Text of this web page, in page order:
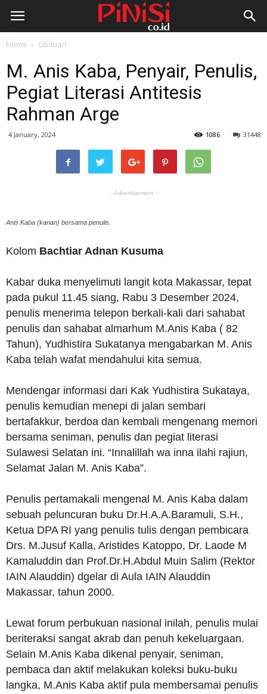
Home Obituari
M. Anis Kaba, Penyair, Penulis,
Pegiat Literasi Antitesis
Rahman Arge
4 January, 2024 31448
1086
- Advertisement -
Anis Kaba (kanan) bersama penulis.
Kolom Bachtiar Adnan Kusuma
Kabar duka menyelimuti langit kota Makassar, tepat
pada pukul 11.45 siang, Rabu 3 Desember 2024,
penulis menerima telepon berkali-kali dari sahabat
penulis dan sahabat almarhum M.Anis Kaba ( 82
Tahun), Yudhistira Sukatanya mengabarkan M. Anis
Kaba telah wafat mendahului kita semua.
Mendengar informasi dari Kak Yudhistira Sukataya,
penulis kemudian menepi di jalan sembari
bertafakkur, berdoa dan kembali mengenang memori
bersama seniman, penulis dan pegiat literasi
Sulawesi Selatan ini. “Innalillah wa inna ilahi rajiun,
Selamat Jalan M. Anis Kaba”.
Penulis pertamakali mengenal M. Anis Kaba dalam
sebuah peluncuran buku Dr.H.A.A.Baramuli, S.H.,
Ketua DPA RI yang penulis tulis dengan pembicara
Drs. M.Jusuf Kalla, Aristides Katoppo, Dr. Laode M
Kamaluddin dan Prof.Dr.H.Abdul Muin Salim (Rektor
IAIN Alauddin) dgelar di Aula IAIN Alauddin
Makassar, tahun 2000.
Lewat forum perbukuan nasional inilah, penulis mulai
beriteraksi sangat akrab dan penuh kekeluargaan.
Selain M.Anis Kaba dikenal penyair, seniman,
pembaca dan aktif melakukan koleksi buku-buku
langka, M.Anis Kaba aktif pula membersamai penulis